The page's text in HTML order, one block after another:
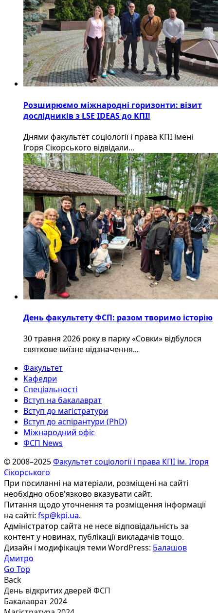
Розширюємо міжнародні горизонти: візит
дослідників з LSE IDEAS до КПІ!
Днями факультет соціології і права КПІ імені
Ігоря Сікорського відвідали...
День факультету ФСП: разом творимо історію
30 травня 2026 року в парку «Совки» відбулося
святкове виїзне відзначення...
Факультет
Кафедри
Спеціальності
Вступ на бакалаврат
Вступ до магістратури
Вступ до аспірантури (PhD)
Міжнародний офіс
ФСП News
© 2008–2025Факультет соціології і права КПІ ім. Ігоря
Сікорського
При посиланні на матеріали, розміщені на сайті
необхідно обов'язково вказувати сайт.
Питання щодо уточнення та розміщення інформації
на сайті: fsp@kpi.ua.
Адміністратор сайта не несе відповідальність за
контент у новинах, публікації викладачів тощо.
Дизайн і модифікація теми WordPress: Балашов
Дмитро
Go Top
Back
День відкритих дверей ФСП
Бакалаврат 2024